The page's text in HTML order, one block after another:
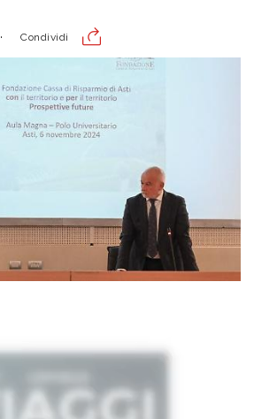
Condividi